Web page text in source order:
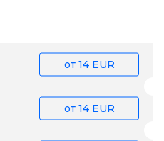
от 14 EUR
от 14 EUR